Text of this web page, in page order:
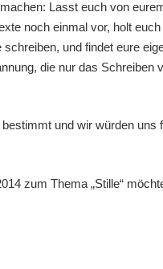
Lasst euch von
noch einmal vor, holt
und findet eure
die nur das Schreiben
und wir würden uns
zum Thema „Stille“